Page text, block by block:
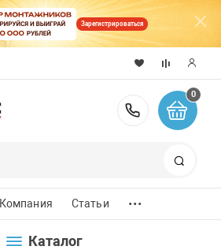
Зарегистрироваться
8 (800)
0
Компания Статьи ...
Каталог